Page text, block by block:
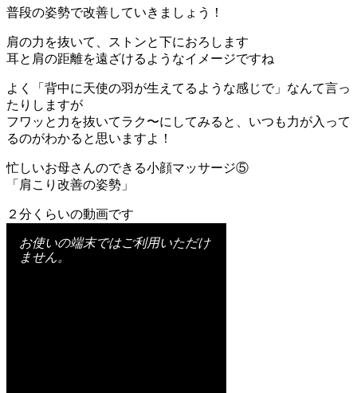
普段の姿勢で改善していきましょう！
肩の力を抜いて、ストンと下におろします
耳と肩の距離を遠ざけるようなイメージですね
よく「背中に天使の羽が生えてるような感じで」なんて言っ
たりしますが
フワッと力を抜いてラク〜にしてみると、いつも力が入って
るのがわかると思いますよ！
忙しいお母さんのできる小顔マッサージ⑤
「肩こり改善の姿勢」
２分くらいの動画です